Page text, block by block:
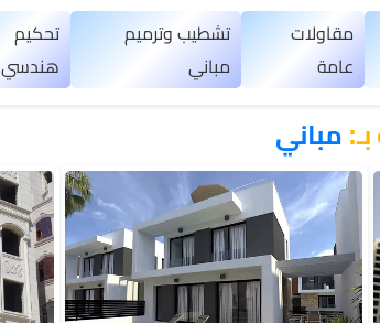
مقاولات
عامة
تشطيب وترميم
مباني
تحكيم
هندسي
مباني